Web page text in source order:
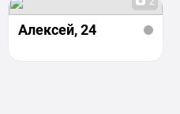
Алексей, 24